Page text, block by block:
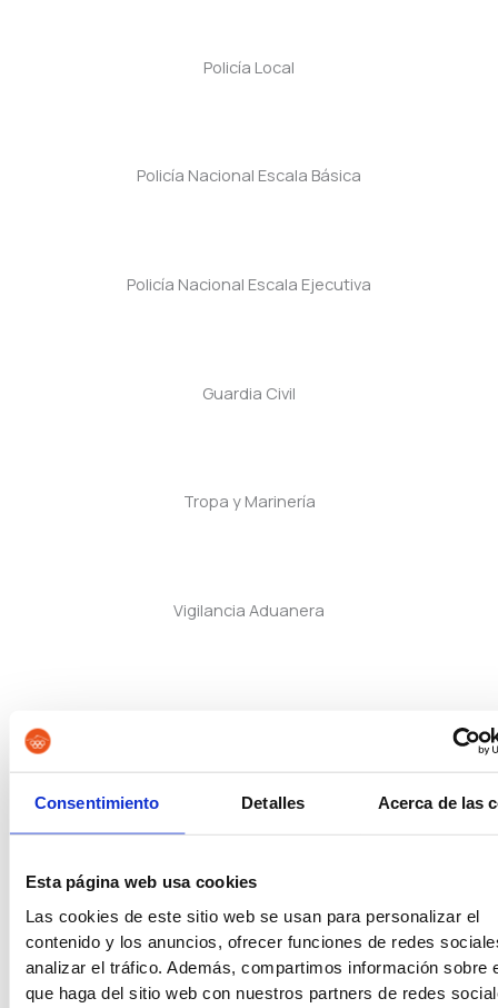
Consentimiento Detalles Acerca de las
Esta página web usa cookies
Las cookies de este sitio web se usan para personalizar el
contenido y los anuncios, ofrecer funciones de redes
analizar el tráfico. Además, compartimos información sobre
que haga del sitio web con nuestros partners de redes
Policía Local
Policía Nacional Escala Básica
Policía Nacional Escala Ejecutiva
Guardia Civil
Tropa y Marinería
Vigilancia Aduanera
Auxilio Judicial